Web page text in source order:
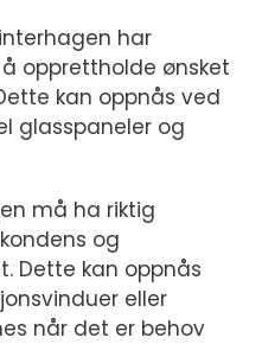
har
opprettholde ønsket
kan oppnås ved
glasspaneler og
må ha riktig
og
Dette kan oppnås
eller
når det er behov